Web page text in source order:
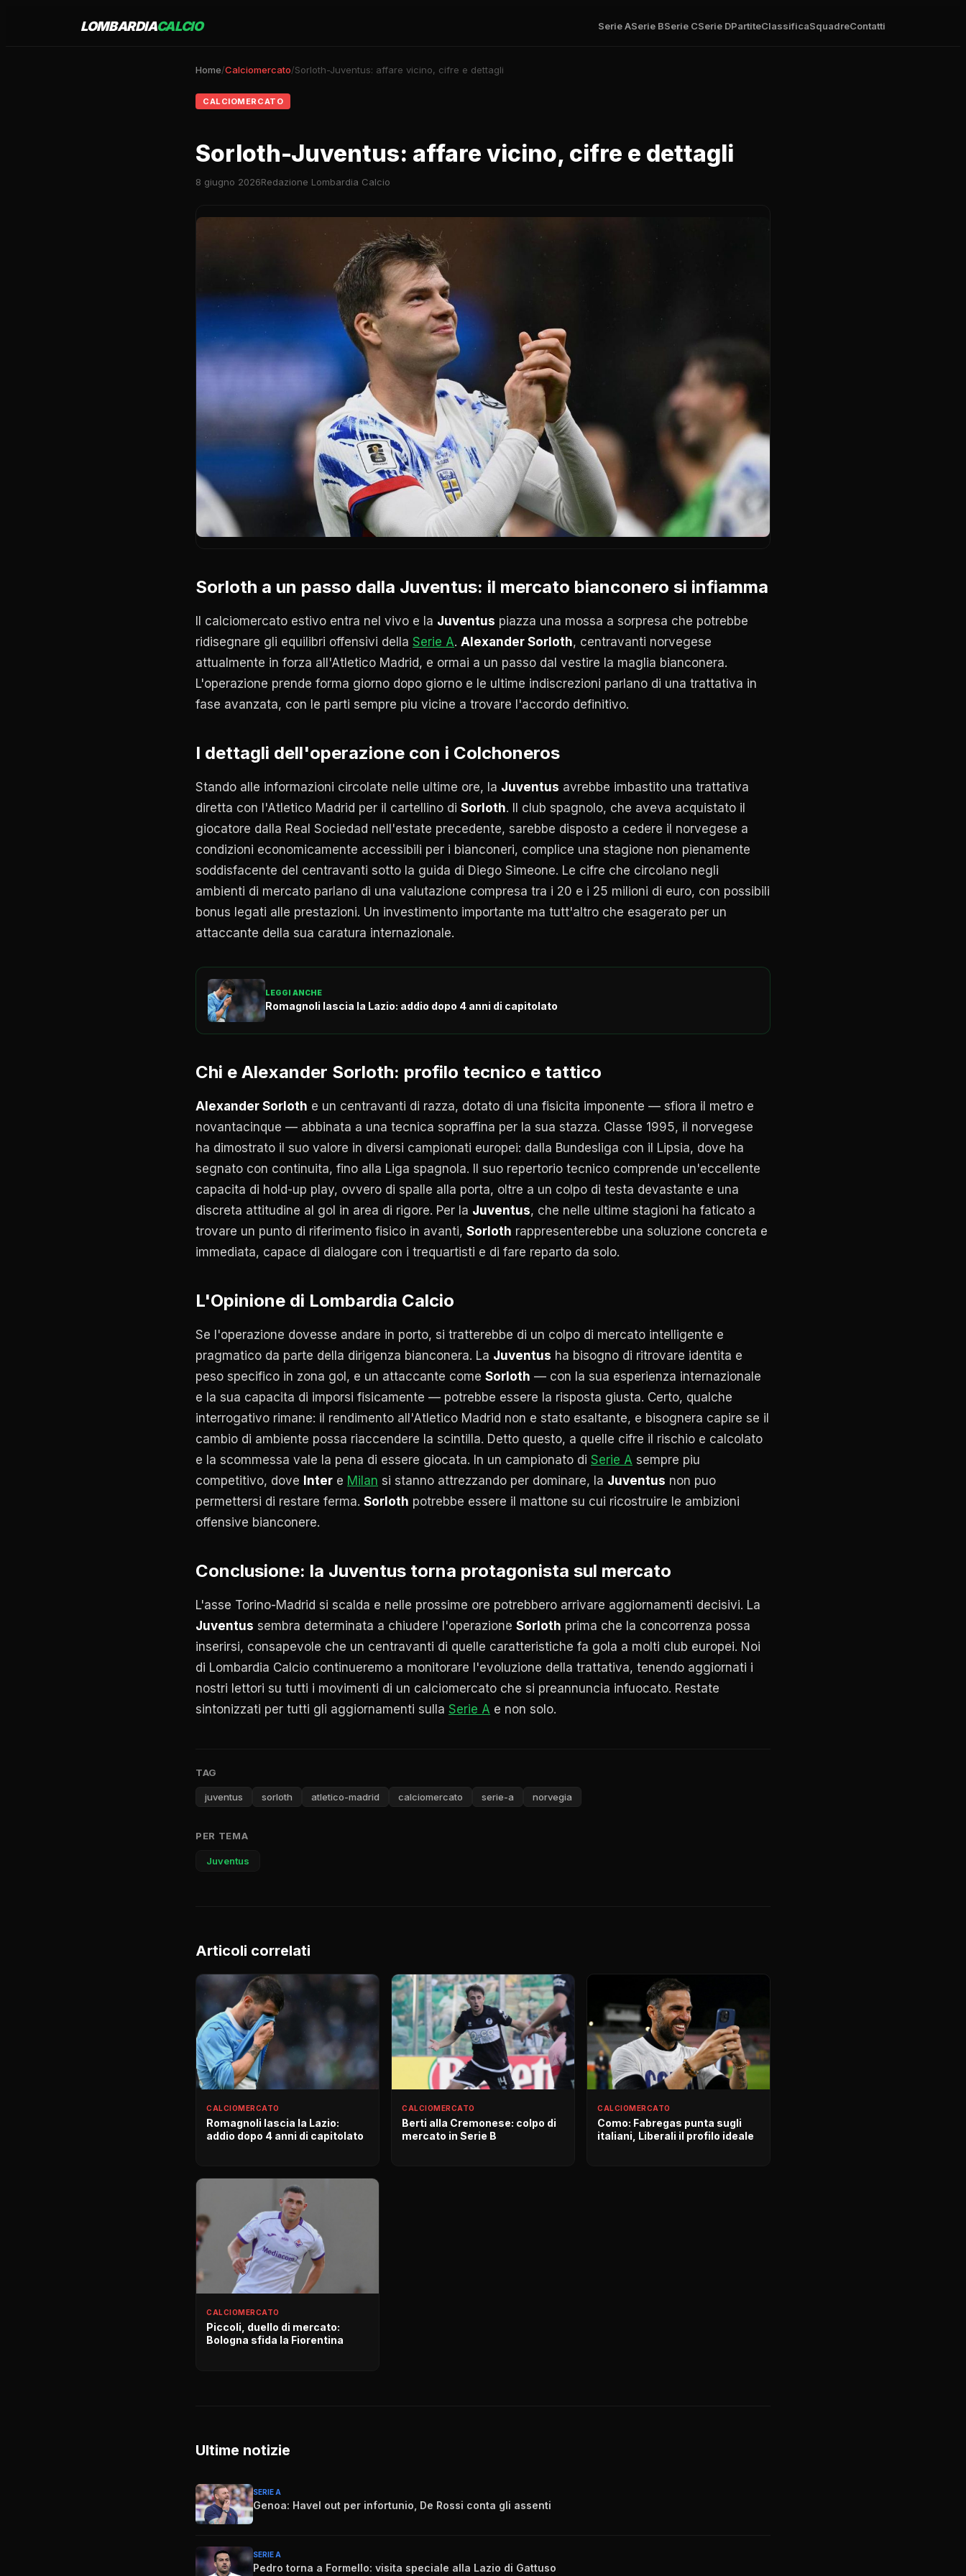
LOMBARDIACALCIO Serie ASerie BSerie CSerie DPartiteClassificaSquadreContatti
Home/Calciomercato/Sorloth-Juventus: affare vicino, cifre e dettagli
CALCIOMERCATO
Sorloth-Juventus: affare vicino, cifre e dettagli
8 giugno 2026Redazione Lombardia Calcio
Sorloth a un passo dalla Juventus: il mercato bianconero si infiamma
Il calciomercato estivo entra nel vivo e la Juventus piazza una mossa a sorpresa che potrebbe
ridisegnare gli equilibri offensivi della Serie A. Alexander Sorloth, centravanti norvegese
attualmente in forza all'Atletico Madrid, e ormai a un passo dal vestire la maglia bianconera.
L'operazione prende forma giorno dopo giorno e le ultime indiscrezioni parlano di una trattativa in
fase avanzata, con le parti sempre piu vicine a trovare l'accordo definitivo.
I dettagli dell'operazione con i Colchoneros
Stando alle informazioni circolate nelle ultime ore, la Juventus avrebbe imbastito una trattativa
diretta con l'Atletico Madrid per il cartellino di Sorloth. Il club spagnolo, che aveva acquistato il
giocatore dalla Real Sociedad nell'estate precedente, sarebbe disposto a cedere il norvegese a
condizioni economicamente accessibili per i bianconeri, complice una stagione non pienamente
soddisfacente del centravanti sotto la guida di Diego Simeone. Le cifre che circolano negli
ambienti di mercato parlano di una valutazione compresa tra i 20 e i 25 milioni di euro, con possibili
bonus legati alle prestazioni. Un investimento importante ma tutt'altro che esagerato per un
attaccante della sua caratura internazionale.
LEGGI ANCHE
Romagnoli lascia la Lazio: addio dopo 4 anni di capitolato
Chi e Alexander Sorloth: profilo tecnico e tattico
Alexander Sorloth e un centravanti di razza, dotato di una fisicita imponente — sfiora il metro e
novantacinque — abbinata a una tecnica sopraffina per la sua stazza. Classe 1995, il norvegese
ha dimostrato il suo valore in diversi campionati europei: dalla Bundesliga con il Lipsia, dove ha
segnato con continuita, fino alla Liga spagnola. Il suo repertorio tecnico comprende un'eccellente
capacita di hold-up play, ovvero di spalle alla porta, oltre a un colpo di testa devastante e una
discreta attitudine al gol in area di rigore. Per la Juventus, che nelle ultime stagioni ha faticato a
trovare un punto di riferimento fisico in avanti, Sorloth rappresenterebbe una soluzione concreta e
immediata, capace di dialogare con i trequartisti e di fare reparto da solo.
L'Opinione di Lombardia Calcio
Se l'operazione dovesse andare in porto, si tratterebbe di un colpo di mercato intelligente e
pragmatico da parte della dirigenza bianconera. La Juventus ha bisogno di ritrovare identita e
peso specifico in zona gol, e un attaccante come Sorloth — con la sua esperienza internazionale
e la sua capacita di imporsi fisicamente — potrebbe essere la risposta giusta. Certo, qualche
interrogativo rimane: il rendimento all'Atletico Madrid non e stato esaltante, e bisognera capire se il
cambio di ambiente possa riaccendere la scintilla. Detto questo, a quelle cifre il rischio e calcolato
e la scommessa vale la pena di essere giocata. In un campionato di Serie A sempre piu
competitivo, dove Inter e Milan si stanno attrezzando per dominare, la Juventus non puo
permettersi di restare ferma. Sorloth potrebbe essere il mattone su cui ricostruire le ambizioni
offensive bianconere.
Conclusione: la Juventus torna protagonista sul mercato
L'asse Torino-Madrid si scalda e nelle prossime ore potrebbero arrivare aggiornamenti decisivi. La
Juventus sembra determinata a chiudere l'operazione Sorloth prima che la concorrenza possa
inserirsi, consapevole che un centravanti di quelle caratteristiche fa gola a molti club europei. Noi
di Lombardia Calcio continueremo a monitorare l'evoluzione della trattativa, tenendo aggiornati i
nostri lettori su tutti i movimenti di un calciomercato che si preannuncia infuocato. Restate
sintonizzati per tutti gli aggiornamenti sulla Serie A e non solo.
TAG
juventus sorloth atletico-madrid calciomercato serie-a norvegia
PER TEMA
Juventus
Articoli correlati
CALCIOMERCATO
Romagnoli lascia la Lazio:
addio dopo 4 anni di capitolato
CALCIOMERCATO
Berti alla Cremonese: colpo di
mercato in Serie B
CALCIOMERCATO
Como: Fabregas punta sugli
italiani, Liberali il profilo ideale
CALCIOMERCATO
Piccoli, duello di mercato:
Bologna sfida la Fiorentina
Ultime notizie
SERIE A
Genoa: Havel out per infortunio, De Rossi conta gli assenti
SERIE A
Pedro torna a Formello: visita speciale alla Lazio di Gattuso